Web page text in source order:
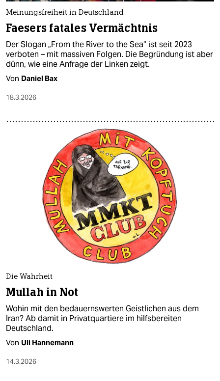
Meinungsfreiheit in Deutschland
Faesers fatales Vermächtnis
Der Slogan „From the River to the Sea“ ist seit 2023
verboten – mit massiven Folgen. Die Begründung ist aber
dünn, wie eine Anfrage der Linken zeigt.
Von Daniel Bax
18.3.2026
Die Wahrheit
Mullah in Not
Wohin mit den bedauernswerten Geistlichen aus dem
Iran? Ab damit in Privatquartiere im hilfsbereiten
Deutschland.
Von Uli Hannemann
14.3.2026